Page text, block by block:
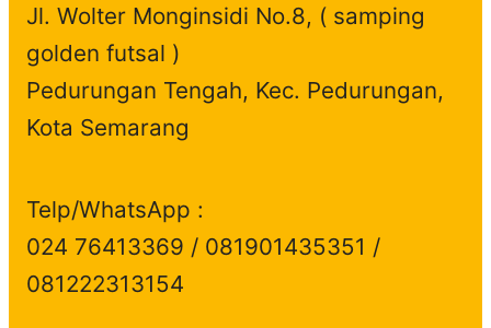
Jl. Wolter Monginsidi No.8, ( samping
golden futsal )
Pedurungan Tengah, Kec. Pedurungan,
Kota Semarang
Telp/WhatsApp :
024 76413369 / 081901435351 /
081222313154